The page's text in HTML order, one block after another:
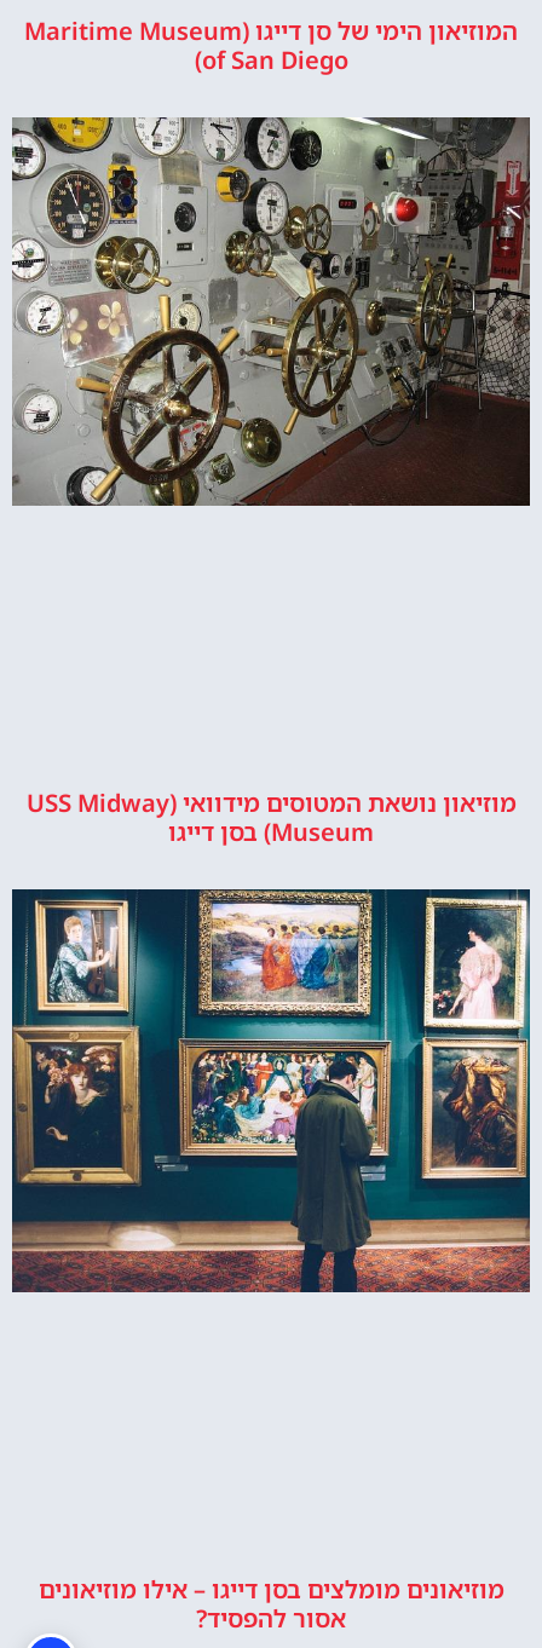
המוזיאון הימי של סן דייגו (Maritime Museum
of San Diego)
מוזיאון נושאת המטוסים מידוואי (USS Midway
Museum) בסן דייגו
מוזיאונים מומלצים בסן דייגו – אילו מוזיאונים
אסור להפסיד?